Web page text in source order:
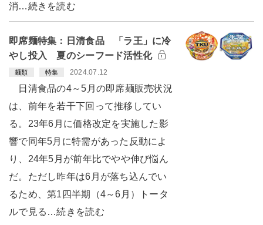
消…続きを読む
即席麺特集：日清食品 「ラ王」に冷
やし投入 夏のシーフード活性化
麺類 特集 2024.07.12
日清食品の4～5月の即席麺販売状況
は、前年を若干下回って推移してい
る。23年6月に価格改定を実施した影
響で同年5月に特需があった反動によ
り、24年5月が前年比でやや伸び悩ん
だ。ただし昨年は6月が落ち込んでい
るため、第1四半期（4～6月）トータ
ルで見る…続きを読む